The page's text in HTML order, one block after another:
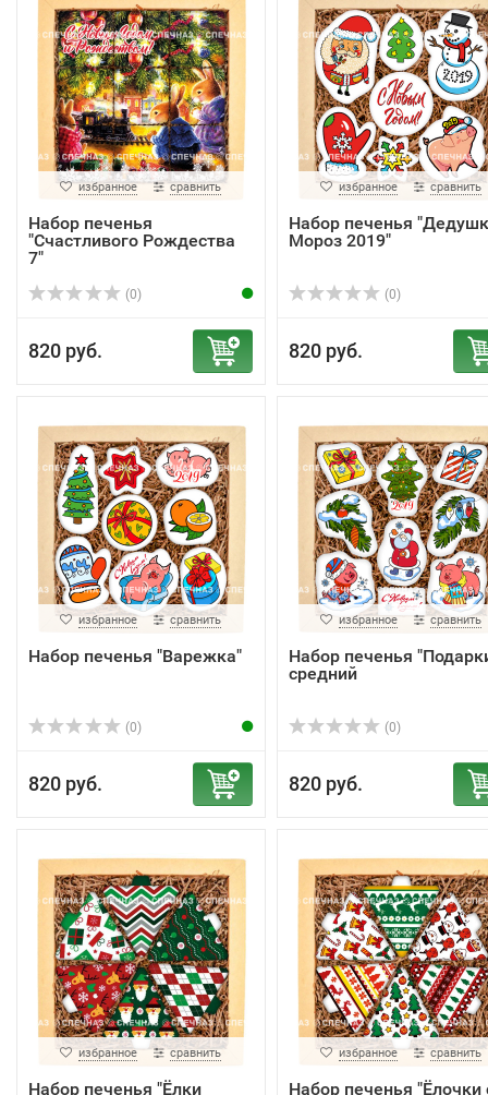
избранное сравнить
Набор печенья
"Счастливого Рождества
7"
(0)
820 руб.
избранное сравнить
Набор печенья
Мороз 2019"
(0)
820 руб.
избранное сравнить
Набор печенья "Варежка"
(0)
820 руб.
избранное сравнить
Набор печенья
средний
(0)
820 руб.
избранное сравнить
Набор печенья "Ёлки
избранное сравнить
Набор печенья "Ёлочки